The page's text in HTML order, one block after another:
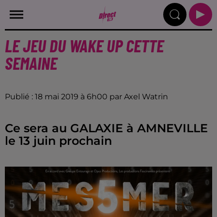
LE JEU DU WAKE UP CETTE
SEMAINE
Publié : 18 mai 2019 à 6h00 par Axel Watrin
Ce sera au GALAXIE à AMNEVILLE
le 13 juin prochain